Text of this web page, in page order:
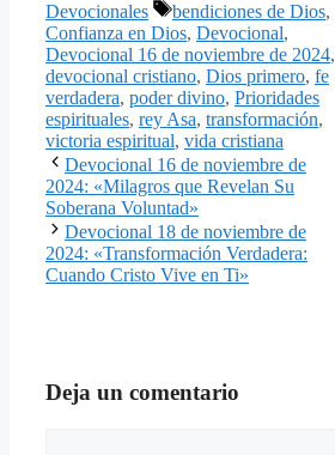
Devocionales
Etiquetas
bendiciones de Dios,
Confianza en Dios, Devocional,
Devocional 16 de noviembre de 2024,
devocional cristiano, Dios primero, fe
verdadera, poder divino, Prioridades
espirituales, rey Asa, transformación,
victoria espiritual, vida cristiana
Devocional 16 de noviembre de
2024: «Milagros que Revelan Su
Soberana Voluntad»
Devocional 18 de noviembre de
2024: «Transformación Verdadera:
Cuando Cristo Vive en Ti»
Deja un comentario